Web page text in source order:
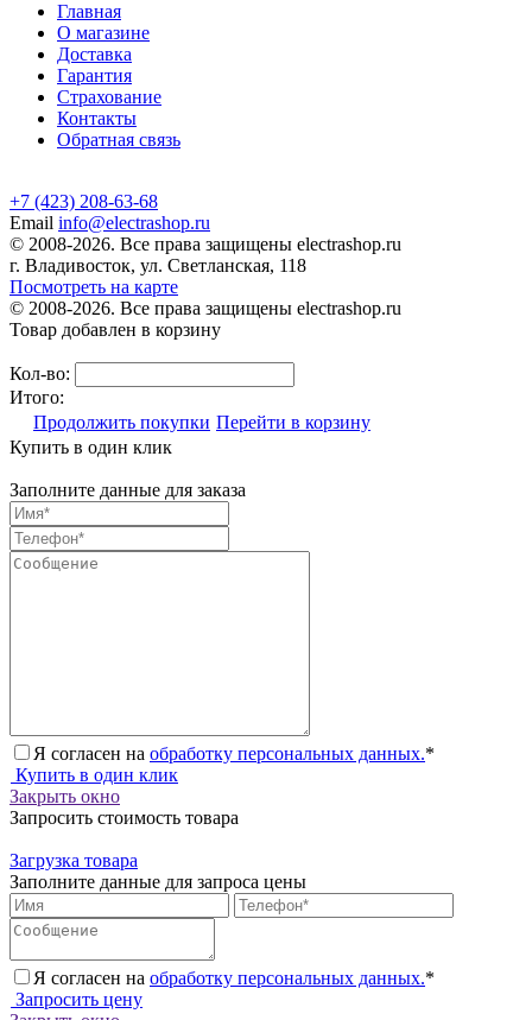
Главная
О магазине
Доставка
Гарантия
Страхование
Контакты
Обратная связь
+7 (423) 208-63-68
Email info@electrashop.ru
© 2008-2026. Все права защищены electrashop.ru
г. Владивосток, ул. Светланская, 118
Посмотреть на карте
© 2008-2026. Все права защищены electrashop.ru
Товар добавлен в корзину
Кол-во:
Итого:
Продолжить покупки Перейти в корзину
Купить в один клик
Заполните данные для заказа
Я согласен на обработку персональных данных.*
Купить в один клик
Закрыть окно
Запросить стоимость товара
Загрузка товара
Заполните данные для запроса цены
Я согласен на обработку персональных данных.*
Запросить цену